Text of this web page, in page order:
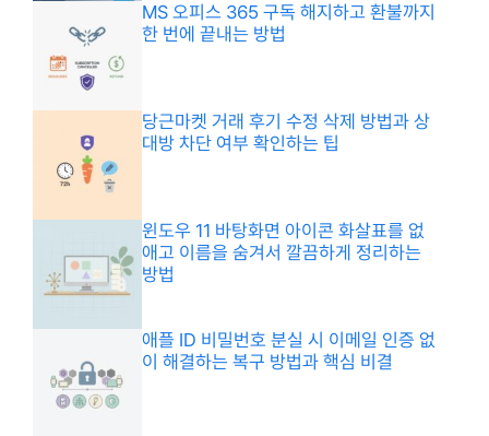
MS 오피스 365 구독 해지하고 환불까지
한 번에 끝내는 방법
당근마켓 거래 후기 수정 삭제 방법과 상
대방 차단 여부 확인하는 팁
윈도우 11 바탕화면 아이콘 화살표를 없
애고 이름을 숨겨서 깔끔하게 정리하는
방법
애플 ID 비밀번호 분실 시 이메일 인증 없
이 해결하는 복구 방법과 핵심 비결